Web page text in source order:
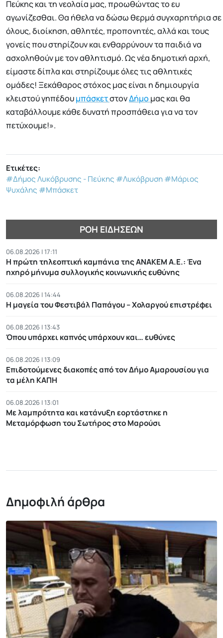
Πεύκης και τη νεολαία μας, προωθώντας το ευ
αγωνίζεσθαι. Θα ήθελα να δώσω θερμά συγχαρητήρια σε
όλους, διοίκηση, αθλητές, προπονητές, αλλά και τους
γονείς που στηρίζουν και ενθαρρύνουν τα παιδιά να
ασχοληθούν με τον αθλητισμό. Ως νέα δημοτική αρχή,
είμαστε δίπλα και στηρίζουμε όλες τις αθλητικές
ομάδες! Ξεκάθαρος στόχος μας είναι η δημιουργία
κλειστού γηπέδουμπάσκετστονΔήμο μας και θα
καταβάλλουμε κάθε δυνατή προσπάθεια για να τον
πετύχουμε!».
Ετικέτες:
#Δήμος Λυκόβρυσης - Πεύκης #Λυκόβρυση#Μάριος
Ψυχάλης #Μπάσκετ
ΡΟΉ ΕΙΔΉΣΕΩΝ
06.08.2026 | 17:11
Η πρώτη τηλεοπτική καμπάνια της ΑΝΑΚΕΜ Α.Ε.: Ένα
ηχηρό μήνυμα συλλογικής κοινωνικής ευθύνης
06.08.2026 | 14:44
Η μαγεία του Φεστιβάλ Παπάγου – Χολαργού επιστρέφει
06.08.2026 | 13:43
Όπου υπάρχει καπνός υπάρχουν και… ευθύνες
06.08.2026 | 13:09
Επιδοτούμενες διακοπές από τον Δήμο Αμαρουσίου για
τα μέλη ΚΑΠΗ
06.08.2026 | 13:01
Με λαμπρότητα και κατάνυξη εορτάστηκε η
Μεταμόρφωση του Σωτήρος στο Μαρούσι
Δημοφιλή άρθρα